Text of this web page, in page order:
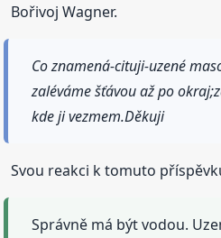
Bořivoj Wagner.
Co znamená-cituji-uzené
zaléváme šťávou až po
kde ji vezmem.Děkuji
Svou reakci k tomuto
Správně má být vodou.